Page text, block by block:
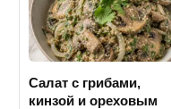
Салат с грибами,
кинзой и ореховым